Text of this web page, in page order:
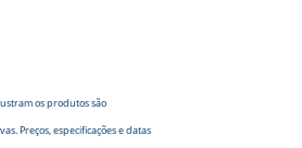
os produtos são
Preços, especificações e datas